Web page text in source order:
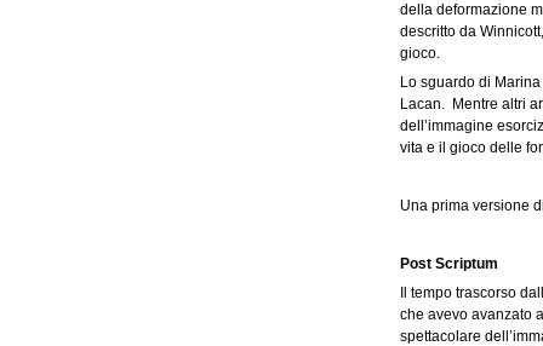
della deformazione
descritto da
gioco.
Lo sguardo di
Lacan. Mentre altri
dell’immagine
vita e il gioco delle
Una prima versione
Post Scriptum
Il tempo trascorso
che avevo avanzato
spettacolare